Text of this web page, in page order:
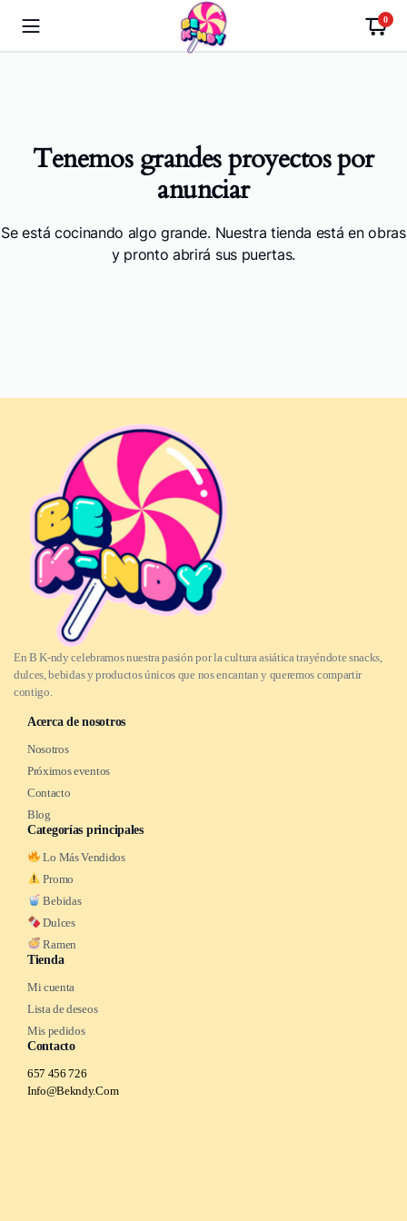
0
Tenemos grandes proyectos por
anunciar
Se está cocinando algo grande. Nuestra tienda está en obras
y pronto abrirá sus puertas.
En B K-ndy celebramos nuestra pasión por la cultura asiática trayéndote snacks,
dulces, bebidas y productos únicos que nos encantan y queremos compartir
contigo.
Acerca de nosotros
Nosotros
Próximos eventos
Contacto
Blog
Categorías principales
Lo Más Vendidos
Promo
Bebidas
Dulces
Ramen
Tienda
Mi cuenta
Lista de deseos
Mis pedidos
Contacto
657 456 726
Info@Bekndy.Com